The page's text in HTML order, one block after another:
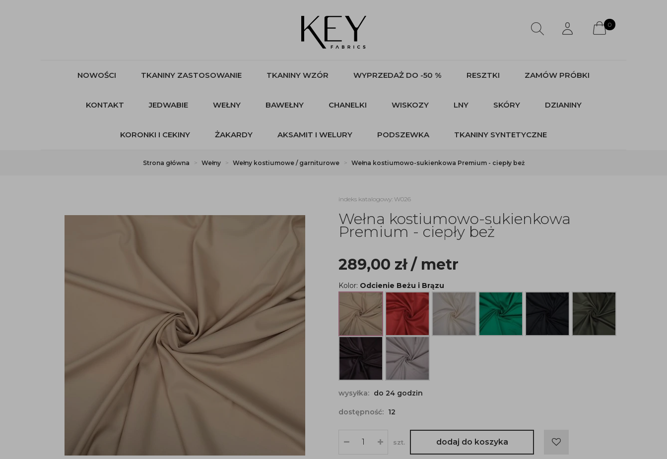
0
NOWOŚCI TKANINY ZASTOSOWANIE TKANINY WZÓR WYPRZEDAŻ DO -50 % RESZTKI ZAMÓW PRÓBKI
KONTAKT JEDWABIE WEŁNY BAWEŁNY CHANELKI WISKOZY LNY SKÓRY DZIANINY
KORONKI I CEKINY ŻAKARDY AKSAMIT I WELURY PODSZEWKA TKANINY SYNTETYCZNE
Strona główna Wełny Wełny kostiumowe / garniturowe Wełna kostiumowo-sukienkowa Premium - ciepły beż
indeks katalogowy: W026
Wełna kostiumowo-sukienkowa
Premium - ciepły beż
289,00 zł/ metr
Kolor: Odcienie Beżu i Brązu
wysyłka: do 24 godzin
dostępność: 12
szt. dodaj do koszyka